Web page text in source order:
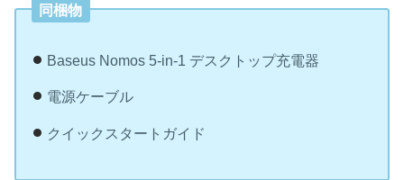
同梱物
Baseus Nomos 5-in-1 デスクトップ充電器
電源ケーブル
クイックスタートガイド